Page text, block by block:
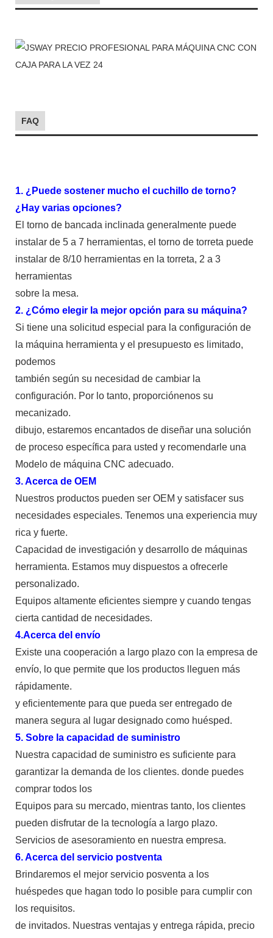
FAQ
1. ¿Puede sostener mucho el cuchillo de torno?
¿Hay varias opciones?
El torno de bancada inclinada generalmente puede
instalar de 5 a 7 herramientas, el torno de torreta puede
instalar de 8/10 herramientas en la torreta, 2 a 3
herramientas
sobre la mesa.
2. ¿Cómo elegir la mejor opción para su máquina?
Si tiene una solicitud especial para la configuración de
la máquina herramienta y el presupuesto es limitado,
podemos
también según su necesidad de cambiar la
configuración. Por lo tanto, proporciónenos su
mecanizado.
dibujo, estaremos encantados de diseñar una solución
de proceso específica para usted y recomendarle una
Modelo de máquina CNC adecuado.
3. Acerca de OEM
Nuestros productos pueden ser OEM y satisfacer sus
necesidades especiales. Tenemos una experiencia muy
rica y fuerte.
Capacidad de investigación y desarrollo de máquinas
herramienta. Estamos muy dispuestos a ofrecerle
personalizado.
Equipos altamente eficientes siempre y cuando tengas
cierta cantidad de necesidades.
4.Acerca del envío
Existe una cooperación a largo plazo con la empresa de
envío, lo que permite que los productos lleguen más
rápidamente.
y eficientemente para que pueda ser entregado de
manera segura al lugar designado como huésped.
5. Sobre la capacidad de suministro
Nuestra capacidad de suministro es suficiente para
garantizar la demanda de los clientes. donde puedes
comprar todos los
Equipos para su mercado, mientras tanto, los clientes
pueden disfrutar de la tecnología a largo plazo.
Servicios de asesoramiento en nuestra empresa.
6. Acerca del servicio postventa
Brindaremos el mejor servicio posventa a los
huéspedes que hagan todo lo posible para cumplir con
los requisitos.
de invitados. Nuestras ventajas y entrega rápida, precio